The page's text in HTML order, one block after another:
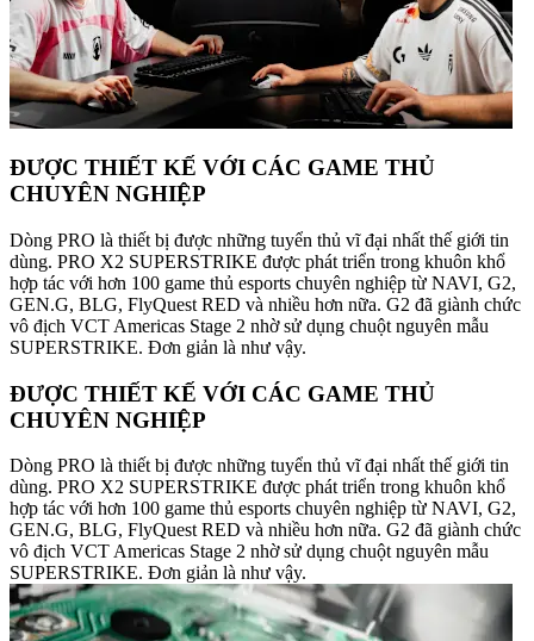
ĐƯỢC THIẾT KẾ VỚI CÁC GAME THỦ
CHUYÊN NGHIỆP
Dòng PRO là thiết bị được những tuyển thủ vĩ đại nhất thế giới tin
dùng. PRO X2 SUPERSTRIKE được phát triển trong khuôn khổ
hợp tác với hơn 100 game thủ esports chuyên nghiệp từ NAVI, G2,
GEN.G, BLG, FlyQuest RED và nhiều hơn nữa. G2 đã giành chức
vô địch VCT Americas Stage 2 nhờ sử dụng chuột nguyên mẫu
SUPERSTRIKE. Đơn giản là như vậy.
ĐƯỢC THIẾT KẾ VỚI CÁC GAME THỦ
CHUYÊN NGHIỆP
Dòng PRO là thiết bị được những tuyển thủ vĩ đại nhất thế giới tin
dùng. PRO X2 SUPERSTRIKE được phát triển trong khuôn khổ
hợp tác với hơn 100 game thủ esports chuyên nghiệp từ NAVI, G2,
GEN.G, BLG, FlyQuest RED và nhiều hơn nữa. G2 đã giành chức
vô địch VCT Americas Stage 2 nhờ sử dụng chuột nguyên mẫu
SUPERSTRIKE. Đơn giản là như vậy.